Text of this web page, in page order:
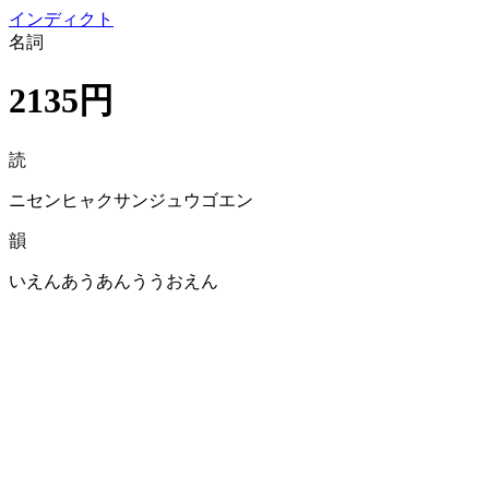
インディクト
名詞
2135円
読
ニセンヒャクサンジュウゴエン
韻
いえんあうあんううおえん